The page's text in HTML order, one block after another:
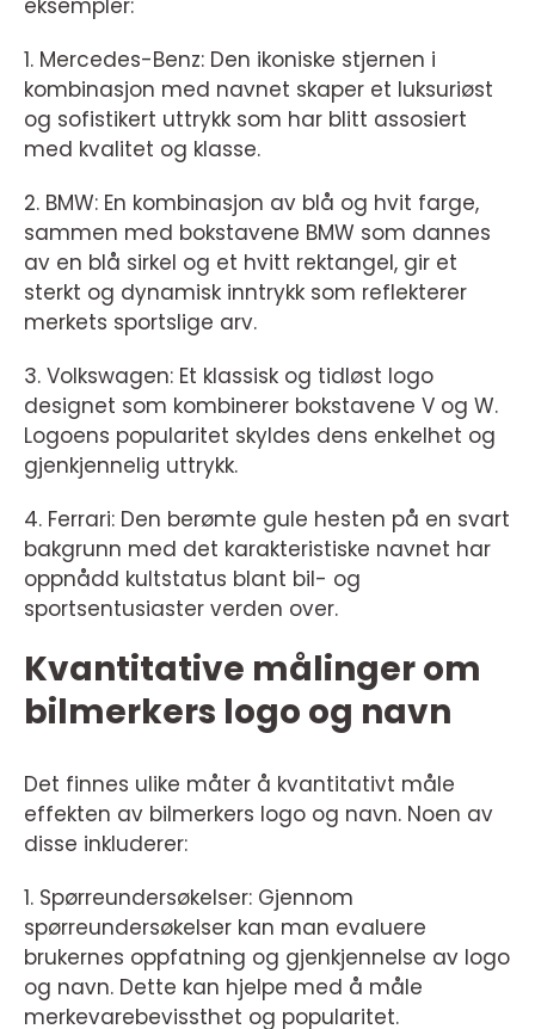
eksempler:
1. Mercedes-Benz: Den ikoniske stjernen i
kombinasjon med navnet skaper et luksuriøst
og sofistikert uttrykk som har blitt assosiert
med kvalitet og klasse.
2. BMW: En kombinasjon av blå og hvit farge,
sammen med bokstavene BMW som dannes
av en blå sirkel og et hvitt rektangel, gir et
sterkt og dynamisk inntrykk som reflekterer
merkets sportslige arv.
3. Volkswagen: Et klassisk og tidløst logo
designet som kombinerer bokstavene V og W.
Logoens popularitet skyldes dens enkelhet og
gjenkjennelig uttrykk.
4. Ferrari: Den berømte gule hesten på en svart
bakgrunn med det karakteristiske navnet har
oppnådd kultstatus blant bil- og
sportsentusiaster verden over.
Kvantitative målinger om
bilmerkers logo og navn
Det finnes ulike måter å kvantitativt måle
effekten av bilmerkers logo og navn. Noen av
disse inkluderer:
1. Spørreundersøkelser: Gjennom
spørreundersøkelser kan man evaluere
brukernes oppfatning og gjenkjennelse av logo
og navn. Dette kan hjelpe med å måle
merkevarebevissthet og popularitet.